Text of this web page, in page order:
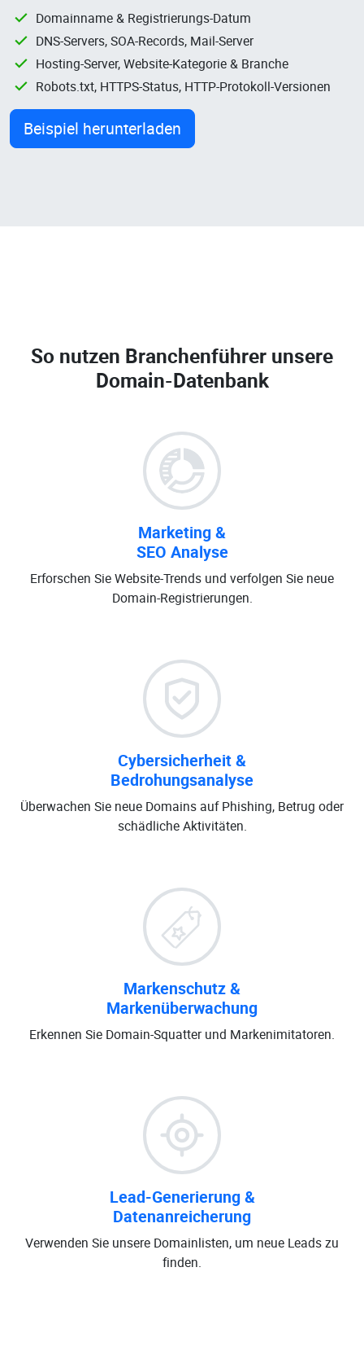
Domainname & Registrierungs-Datum
DNS-Servers, SOA-Records, Mail-Server
Hosting-Server, Website-Kategorie & Branche
Robots.txt, HTTPS-Status, HTTP-Protokoll-Versionen
Beispiel herunterladen
So nutzen Branchenführer unsere
Domain-Datenbank
Marketing &
SEO Analyse
Erforschen Sie Website-Trends und verfolgen Sie neue
Domain-Registrierungen.
Cybersicherheit &
Bedrohungsanalyse
Überwachen Sie neue Domains auf Phishing, Betrug oder
schädliche Aktivitäten.
Markenschutz &
Markenüberwachung
Erkennen Sie Domain-Squatter und Markenimitatoren.
Lead-Generierung &
Datenanreicherung
Verwenden Sie unsere Domainlisten, um neue Leads zu
finden.